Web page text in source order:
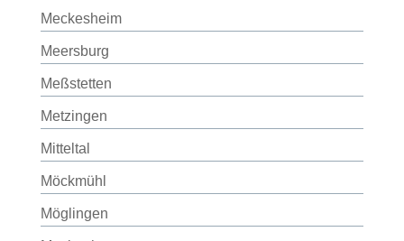
Meckesheim
Meersburg
Meßstetten
Metzingen
Mitteltal
Möckmühl
Möglingen